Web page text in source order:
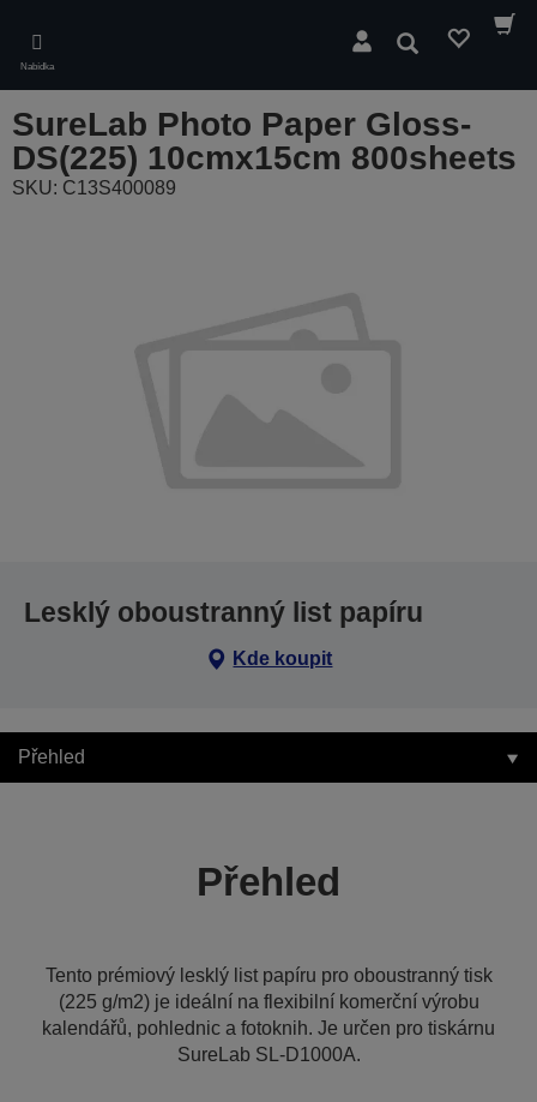
main
content
Nabídka
Hledat
SureLab Photo Paper Gloss-
DS(225) 10cmx15cm 800sheets
SKU: C13S400089
Lesklý oboustranný list papíru
Kde koupit
Přehled
Přehled
Tento prémiový lesklý list papíru pro oboustranný tisk
(225 g/m2) je ideální na flexibilní komerční výrobu
kalendářů, pohlednic a fotoknih. Je určen pro tiskárnu
SureLab SL-D1000A.